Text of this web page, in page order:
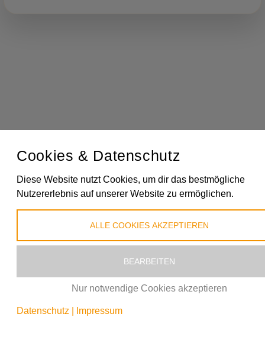
Cookies & Datenschutz
Diese Website nutzt Cookies, um dir das bestmögliche
Nutzererlebnis auf unserer Website zu ermöglichen.
ALLE COOKIES AKZEPTIEREN
BEARBEITEN
Nur notwendige Cookies akzeptieren
Datenschutz Impressum